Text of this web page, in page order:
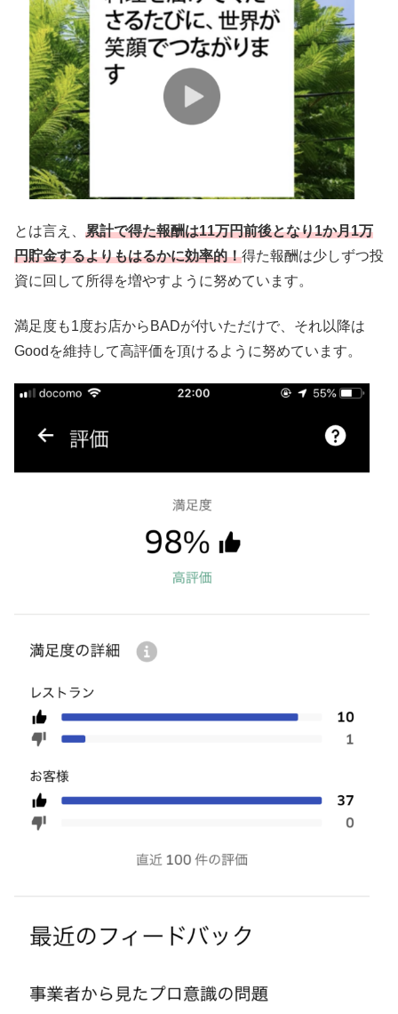
とは言え、 累計で得た報酬は11万円前後となり1か月1万
円貯金するよりもはるかに効率的！得た報酬は少しずつ投
資に回して所得を増やすように努めています。
満足度も1度お店からBADが付いただけで、それ以降は
Goodを維持して高評価を頂けるように努めています。